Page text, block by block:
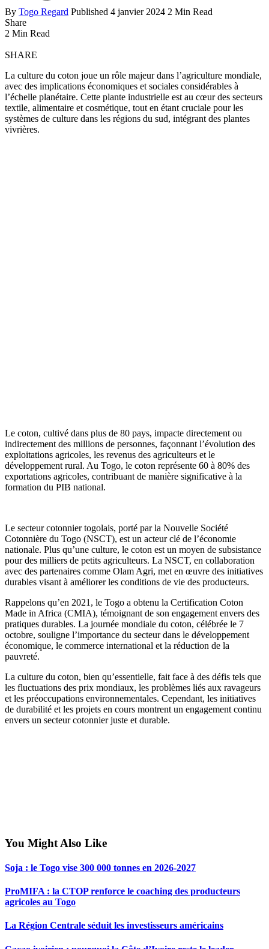
By Togo Regard Published 4 janvier 2024 2 Min Read
Share
2 Min Read
SHARE
La culture du coton joue un rôle majeur dans l’agriculture mondiale,
avec des implications économiques et sociales considérables à
l’échelle planétaire. Cette plante industrielle est au cœur des secteurs
textile, alimentaire et cosmétique, tout en étant cruciale pour les
systèmes de culture dans les régions du sud, intégrant des plantes
vivrières.
Le coton, cultivé dans plus de 80 pays, impacte directement ou
indirectement des millions de personnes, façonnant l’évolution des
exploitations agricoles, les revenus des agriculteurs et le
développement rural. Au Togo, le coton représente 60 à 80% des
exportations agricoles, contribuant de manière significative à la
formation du PIB national.
Le secteur cotonnier togolais, porté par la Nouvelle Société
Cotonnière du Togo (NSCT), est un acteur clé de l’économie
nationale. Plus qu’une culture, le coton est un moyen de subsistance
pour des milliers de petits agriculteurs. La NSCT, en collaboration
avec des partenaires comme Olam Agri, met en œuvre des initiatives
durables visant à améliorer les conditions de vie des producteurs.
Rappelons qu’en 2021, le Togo a obtenu la Certification Coton
Made in Africa (CMIA), témoignant de son engagement envers des
pratiques durables. La journée mondiale du coton, célébrée le 7
octobre, souligne l’importance du secteur dans le développement
économique, le commerce international et la réduction de la
pauvreté.
La culture du coton, bien qu’essentielle, fait face à des défis tels que
les fluctuations des prix mondiaux, les problèmes liés aux ravageurs
et les préoccupations environnementales. Cependant, les initiatives
de durabilité et les projets en cours montrent un engagement continu
envers un secteur cotonnier juste et durable.
You Might Also Like
Soja : le Togo vise 300 000 tonnes en 2026-2027
ProMIFA : la CTOP renforce le coaching des producteurs
agricoles au Togo
La Région Centrale séduit les investisseurs américains